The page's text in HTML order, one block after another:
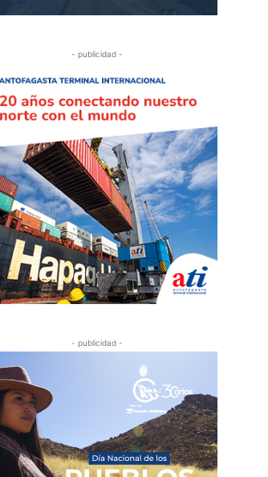
- publicidad -
- publicidad -